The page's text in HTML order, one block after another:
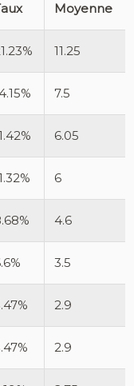
Moyenne
11.25
7.5
6.05
6
4.6
3.5
2.9
2.9